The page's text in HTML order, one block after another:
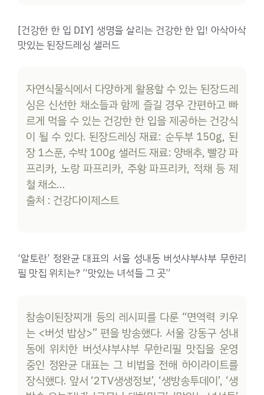
[건강한 한 입 DIY] 생명을 살리는 건강한 한 입! 아삭아삭
맛있는 된장드레싱 샐러드
자연식물식에서 다양하게 활용할 수 있는 된장드레
싱은 신선한 채소들과 함께 즐길 경우 간편하고 빠
르게 먹을 수 있는 건강한 한 입을 제공하는 건강식
이 될 수 있다. 된장드레싱 재료: 순두부 150g, 된
장 1스푼, 수박 100g 샐러드 재료: 양배추, 빨강 파
프리카, 노랑 파프리카, 주황 파프리카, 적채 등 제
철 채소…
출처 : 건강다이제스트
‘알토란’ 정완균 대표의 서울 성내동 버섯샤부샤부 무한리
필 맛집 위치는? “맛있는 녀석들 그 곳”
참송이된장찌개 등의 레시피를 다룬 “면역력 키우
는 <버섯 밥상>” 편을 방송했다. 서울 강동구 성내
동에 위치한 버섯샤부샤부 무한리필 맛집을 운영
중인 정완균 대표는 그 비법을 전해 하이라이트를
장식했다. 앞서 ‘2TV생생정보’, ‘생방송투데이’, ‘생